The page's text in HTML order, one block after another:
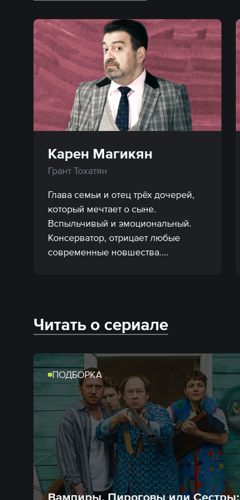
Карен Магикян
Грант Тохатян
Глава семьи и отец трёх дочерей,
который мечтает о сыне.
Вспыльчивый и эмоциональный.
Консерватор, отрицает любые
современные новшества.
Читать о сериале
ПОДБОРКА
Вампиры, Пироговы или Сестры: